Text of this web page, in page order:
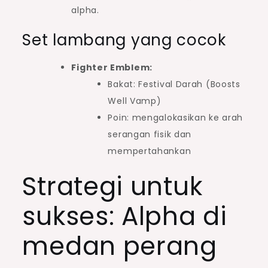
alpha.
Set lambang yang cocok
Fighter Emblem:
Bakat: Festival Darah (Boosts
Well Vamp)
Poin: mengalokasikan ke arah
serangan fisik dan
mempertahankan
Strategi untuk
sukses: Alpha di
medan perang